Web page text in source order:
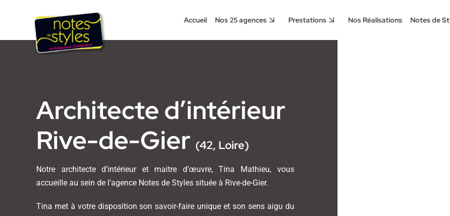
Accueil Nos 25 agences Prestations Nos Réalisations Notes de
Architecte d’intérieur
Rive-de-Gier (42, Loire)
Notre architecte d’intérieur et maitre d’œuvre, Tina Mathieu, vous
accueille au sein de l’agence Notes de Styles située à Rive-de-Gier.
Tina met à votre disposition son savoir-faire unique et son sens aigu du